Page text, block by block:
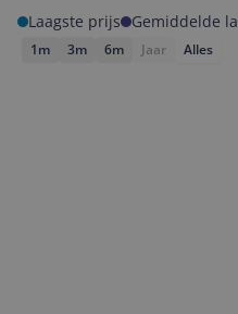
Laagste prijs
Gemiddelde
1m 3m 6m Jaar Alles